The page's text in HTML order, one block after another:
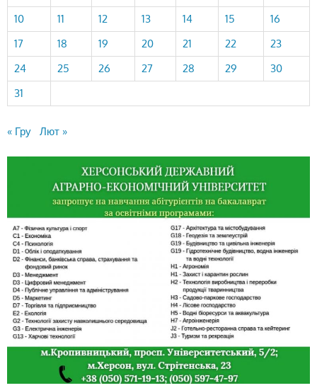
10
11 12 13 14 15
16
17
18 19 20 21 22
23
24
25 26 27 28 29
30
31
« Гру Лют »